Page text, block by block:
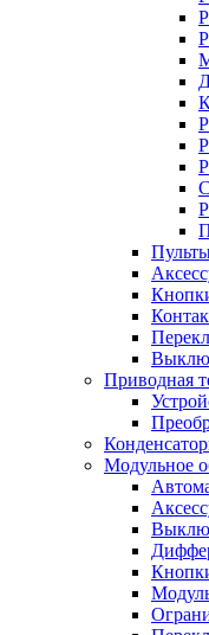
Приводная
Модульное